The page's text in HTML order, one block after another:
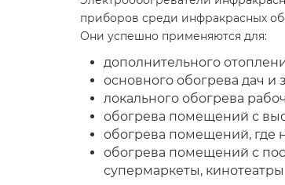
приборов среди инфракрасных
Они успешно применяются для:
дополнительного
основного обогрева дач и
локального обогрева
обогрева помещений с
обогрева помещений, где
обогрева помещений с
супермаркеты,